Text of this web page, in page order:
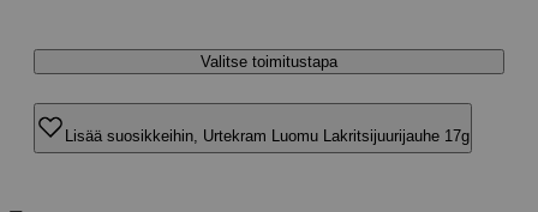
Valitse toimitustapa
Lisää suosikkeihin, Urtekram Luomu Lakritsijuurijauhe 17g